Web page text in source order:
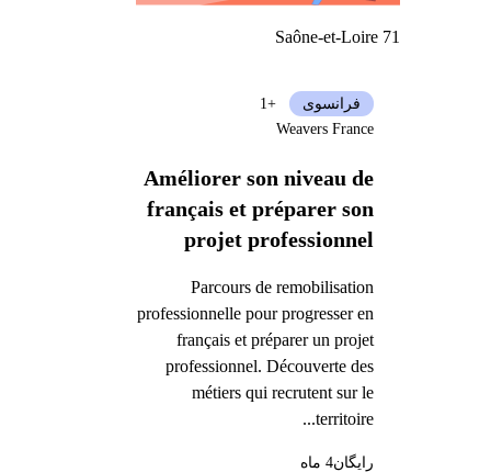
Saône-et-Loire 71
Améliorer son niveau de
français et préparer son
projet professionnel
Parcours de remobilisation
professionnelle pour progresser en
français et préparer un projet
professionnel. Découverte des
métiers qui recrutent sur le
territoire...
فرانسوی
+1
Weavers France
رایگان4 ماه